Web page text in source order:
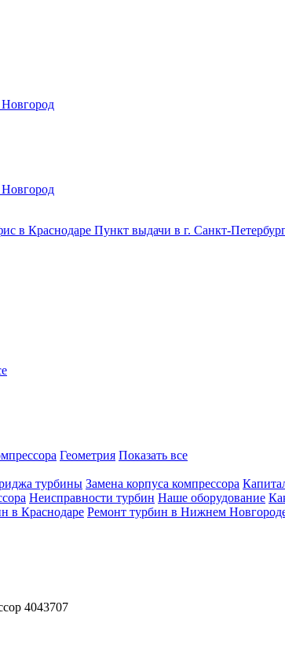
в Краснодаре Пункт выдачи в г. Санкт-
Геометрия Показать все
турбины Замена корпуса компрессора
Неисправности турбин Наше оборудование
в Краснодаре Ремонт турбин в Нижнем
4043707